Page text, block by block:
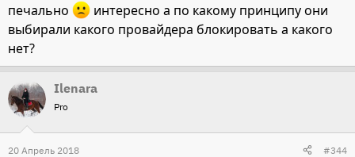
печально
интересно а по какому принципу они
выбирали какого провайдера блокировать а какого
нет?
Ilenara
Pro
20 Апрель 2018 #344